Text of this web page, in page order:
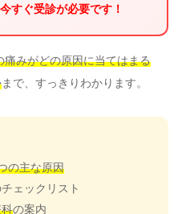
すぐ受診が必要です！
痛みがどの原因に当てはまる
まで、すっきりわかります。
の主な原因
ェックリスト
の案内